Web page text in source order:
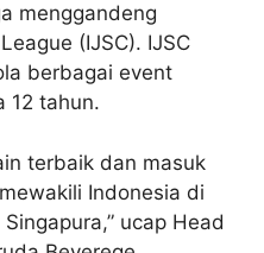
menggandeng
(IJSC). IJSC
berbagai event
12 tahun.
terbaik dan masuk
Indonesia di
ucap Head